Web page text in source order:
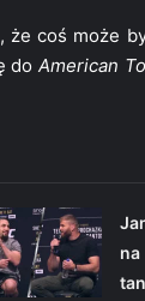
że coś może
doAmerican